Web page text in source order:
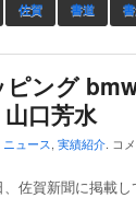
佐賀 書道
ング
口芳水
ニュース, 実績紹介. コ
佐賀新聞に掲載し